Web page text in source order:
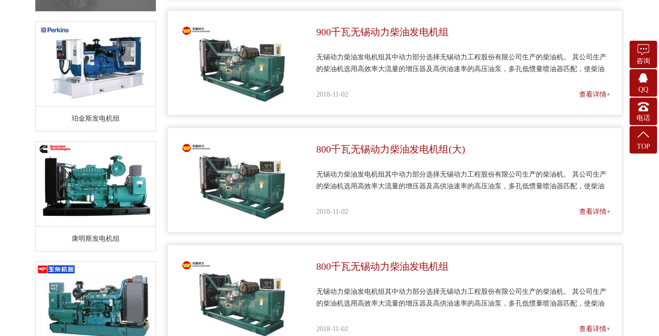
珀金斯发电机组
康明斯发电机组
900千瓦无锡动力柴油发电机组
无锡动力柴油发电机组其中动力部分选择无锡动力工程股份有限公司生产的柴油机。 其公司生产
的柴油机选用高效率大流量的增压器及高供油速率的高压油泵，多孔低惯量喷油器匹配，使柴油
性能、外观得到了很大改善，可供电站、大型水泵机组及通用机械作配套动力。
2018-11-02 查看详情+
800千瓦无锡动力柴油发电机组(大)
无锡动力柴油发电机组其中动力部分选择无锡动力工程股份有限公司生产的柴油机。 其公司生产
的柴油机选用高效率大流量的增压器及高供油速率的高压油泵，多孔低惯量喷油器匹配，使柴油
性能、外观得到了很大改善，可供电站、大型水泵机组及通用机械作配套动力。
2018-11-02 查看详情+
800千瓦无锡动力柴油发电机组
无锡动力柴油发电机组其中动力部分选择无锡动力工程股份有限公司生产的柴油机。 其公司生产
的柴油机选用高效率大流量的增压器及高供油速率的高压油泵，多孔低惯量喷油器匹配，使柴油
性能、外观得到了很大改善，可供电站、大型水泵机组及通用机械作配套动力。
2018-11-02 查看详情+
咨询
QQ
电话
TOP